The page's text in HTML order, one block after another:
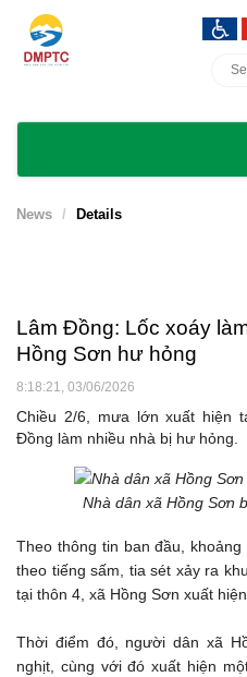
News Details
Lâm Đồng: Lốc xoáy
Hồng Sơn hư hỏng
8:18:21, 03/06/2026
Chiều 2/6, mưa lớn xuất hiện
Đồng làm nhiều nhà bị hư hỏng.
Nhà dân xã Hồng Sơn
Theo thông tin ban đầu,
theo tiếng sấm, tia sét xảy ra
tại thôn 4, xã Hồng Sơn xuất
Thời điểm đó, người dân xã
nghịt, cùng với đó xuất hiện